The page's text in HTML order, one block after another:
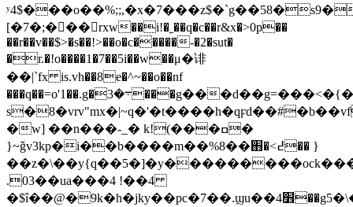
[�7�;���rxw��i!�˿��q�c��r&x�>0p��
��r��v��$>�s��!>��o�c�����-�2�sut�
�r.�!o����1�7��5i��w��μ�诽
��|`fx is.vh��8e�^~��o��nf
���q��=o'1��.g�܋�3���g���d��g=���<�{�lϻ�����@ekl�s�?
�w] ��n���-_� k!(���ߛ�
}~ǧv3kp�i��b����m��%8��֋�<߄�� }
.03��ua���4 !��4
�$î��@�9k�h�jky��pc�7��.ϣu��4׻��g5�\�l.�ra